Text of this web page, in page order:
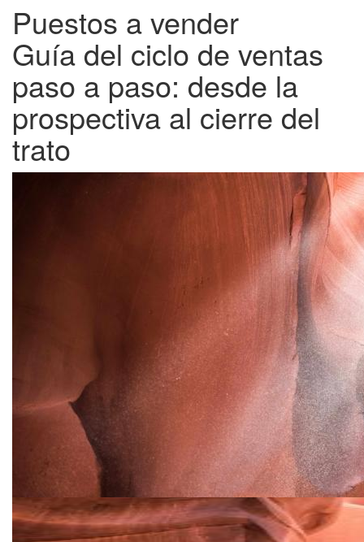
Puestos a vender
Guía del ciclo de ventas
paso a paso: desde la
prospectiva al cierre del
trato